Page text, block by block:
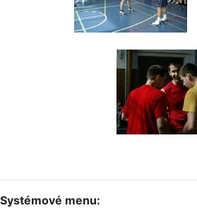
Systémové menu: